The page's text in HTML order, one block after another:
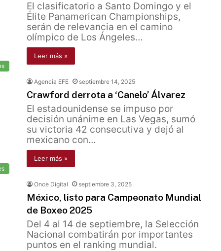
El clasificatorio a Santo Domingo y el
Élite Panamerican Championships,
serán de relevancia en el camino
olímpico de Los Ángeles…
Leer más »
Agencia EFE septiembre 14, 2025
Crawford derrota a ‘Canelo’ Álvarez
El estadounidense se impuso por
decisión unánime en Las Vegas, sumó
su victoria 42 consecutiva y dejó al
mexicano con…
Leer más »
Once Digital septiembre 3, 2025
México, listo para Campeonato Mundial
de Boxeo 2025
Del 4 al 14 de septiembre, la Selección
Nacional combatirán por importantes
puntos en el ranking mundial.